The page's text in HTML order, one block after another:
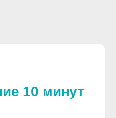
10 минут